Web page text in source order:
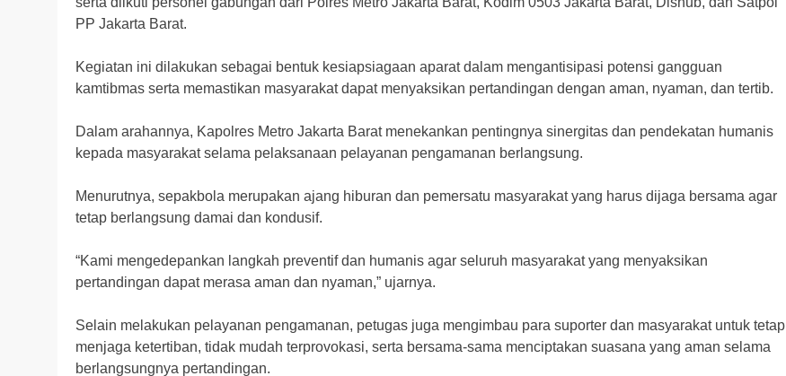
PP Jakarta Barat.
Kegiatan ini dilakukan sebagai bentuk kesiapsiagaan aparat dalam mengantisipasi potensi gangguan
kamtibmas serta memastikan masyarakat dapat menyaksikan pertandingan dengan aman, nyaman, dan tertib.
Dalam arahannya, Kapolres Metro Jakarta Barat menekankan pentingnya sinergitas dan pendekatan humanis
kepada masyarakat selama pelaksanaan pelayanan pengamanan berlangsung.
Menurutnya, sepakbola merupakan ajang hiburan dan pemersatu masyarakat yang harus dijaga bersama agar
tetap berlangsung damai dan kondusif.
“Kami mengedepankan langkah preventif dan humanis agar seluruh masyarakat yang menyaksikan
pertandingan dapat merasa aman dan nyaman,” ujarnya.
Selain melakukan pelayanan pengamanan, petugas juga mengimbau para suporter dan masyarakat untuk tetap
menjaga ketertiban, tidak mudah terprovokasi, serta bersama-sama menciptakan suasana yang aman selama
berlangsungnya pertandingan.